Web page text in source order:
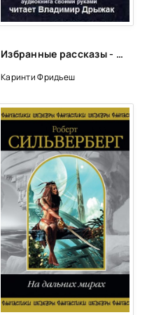
Избранные рассказы - Фридьеш Каринти
Каринти Фридьеш